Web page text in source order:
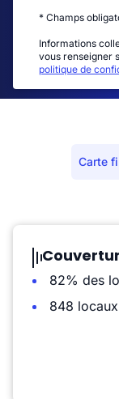
* Champs
Informations
vous renseigner
politique de
Carte
82% des
848